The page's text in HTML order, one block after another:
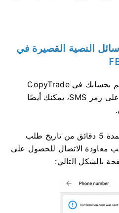
النصية القصيرة في
إذا كنت ترغب في ربط الرقم بحسابك في CopyTrade
وتواجه صعوبة في الحصول على رمز SMS، يمكنك أيضًا
للقيام بذلك، عليك الانتظار لمدة 5 دقائق من تاريخ طلب
معاودة الاتصال للحصول على
بالشكل التالي: